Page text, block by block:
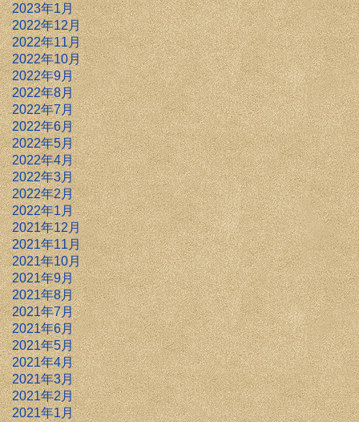
2023年1月
2022年12月
2022年11月
2022年10月
2022年9月
2022年8月
2022年7月
2022年6月
2022年5月
2022年4月
2022年3月
2022年2月
2022年1月
2021年12月
2021年11月
2021年10月
2021年9月
2021年8月
2021年7月
2021年6月
2021年5月
2021年4月
2021年3月
2021年2月
2021年1月